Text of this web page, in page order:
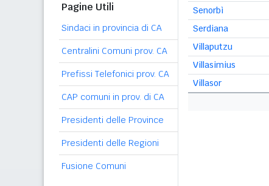
Pagine Utili
Sindaci in provincia di CA
Centralini Comuni prov. CA
Prefissi Telefonici prov. CA
CAP comuni in prov. di CA
Presidenti delle Province
Presidenti delle Regioni
Fusione Comuni
Senorbì
Serdiana
Villaputzu
Villasimius
Villasor